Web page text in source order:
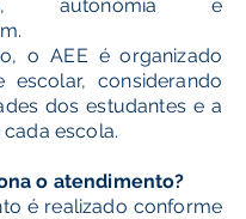
autonomia e
o AEE é organizado
escolar, considerando
dos estudantes e a
escola.
o atendimento?
é realizado conforme